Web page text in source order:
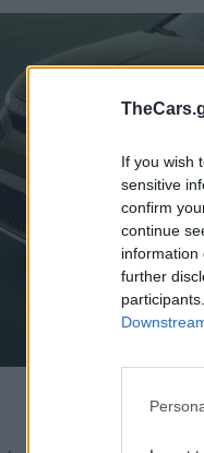
If you wish
sensitive
confirm
continue
information
further
www.skoda-